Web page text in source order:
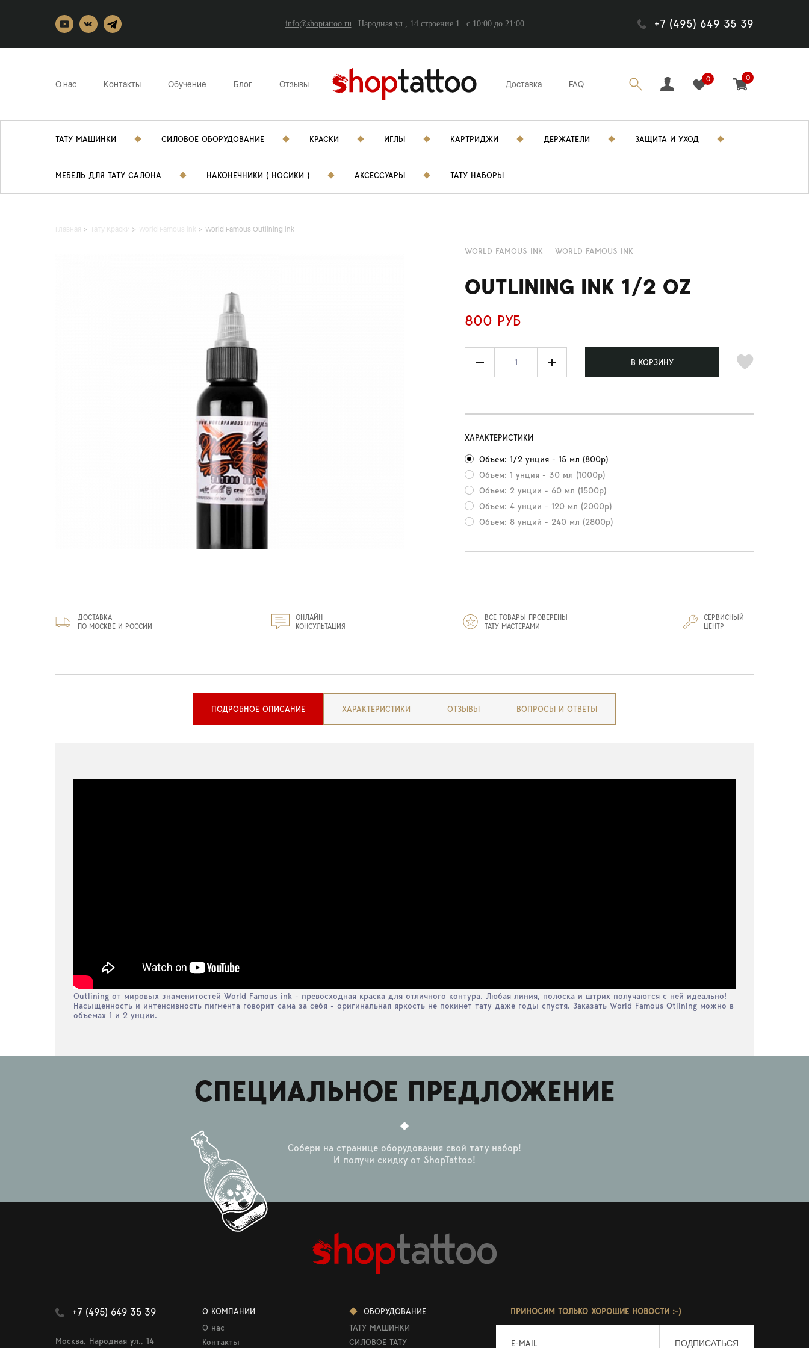
info@shoptattoo.ru| Народная ул., 14 строение 1 | c 10:00 до 21:00 +7 (495) 649 35 39
О нас Контакты Обучение Блог Отзывы Доставка FAQ
0 0
ТАТУ МАШИНКИ СИЛОВОЕ ОБОРУДОВАНИЕ КРАСКИ ИГЛЫ КАРТРИДЖИ ДЕРЖАТЕЛИ ЗАЩИТА И УХОД
МЕБЕЛЬ ДЛЯ ТАТУ САЛОНА НАКОНЕЧНИКИ ( НОСИКИ ) АКСЕССУАРЫ ТАТУ НАБОРЫ
Главная Тату Краски World Famous ink World Famous Outlining ink
WORLD FAMOUS INK WORLD FAMOUS INK
OUTLINING INK 1/2 OZ
800 РУБ
В КОРЗИНУ
ХАРАКТЕРИСТИКИ
Объем: 1/2 унция - 15 мл (800р)
Объем: 1 унция - 30 мл (1000р)
Объем: 2 унции - 60 мл (1500р)
Объем: 4 унции - 120 мл (2000р)
Объем: 8 унций - 240 мл (2800р)
ДОСТАВКА
ПО МОСКВЕ И РОССИИ
ОНЛАЙН
КОНСУЛЬТАЦИЯ
ВСЕ ТОВАРЫ ПРОВЕРЕНЫ
ТАТУ МАСТЕРАМИ
СЕРВИСНЫЙ
ЦЕНТР
ПОДРОБНОЕ ОПИСАНИЕ ХАРАКТЕРИСТИКИ ОТЗЫВЫ ВОПРОСЫ И ОТВЕТЫ
Outlining от мировых знаменитостей World Famous ink - превосходная краска для отличного контура. Любая линия, полоска и штрих получаются с ней идеально!
Насыщенность и интенсивность пигмента говорит сама за себя - оригинальная яркость не покинет тату даже годы спустя. Заказать World Famous Otlining можно в
объемах 1 и 2 унции.
СПЕЦИАЛЬНОЕ ПРЕДЛОЖЕНИЕ
Собери на странице оборудования свой тату набор!
И получи скидку от ShopTattoo!
+7 (495) 649 35 39
Москва, Народная ул., 14
О КОМПАНИИ
О нас
Контакты
ОБОРУДОВАНИЕ
ТАТУ МАШИНКИ
СИЛОВОЕ ТАТУ
ПРИНОСИМ ТОЛЬКО ХОРОШИЕ НОВОСТИ :-)
E-MAIL